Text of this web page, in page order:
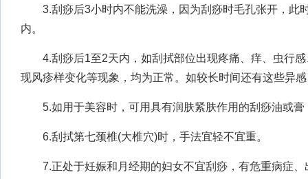
3.刮痧后3小时内不能洗澡，因为刮痧时毛孔张开，此
内。
4.刮痧后1至2天内，如刮拭部位出现疼痛、痒、虫行感
现风疹样变化等现象，均为正常。如较长时间还有这些异
5.如用于美容时，可用具有润肤紧肤作用的刮痧油或膏
6.刮拭第七颈椎(大椎穴)时，手法宜轻不宜重。
7.正处于妊娠和月经期的妇女不宜刮痧，有危重病症、